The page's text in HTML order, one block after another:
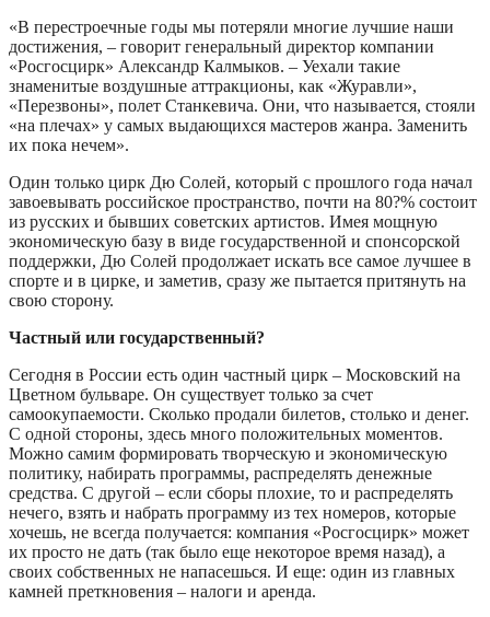
«В перестроечные годы мы потеряли многие лучшие наши
достижения, – говорит генеральный директор компании
«Росгосцирк» Александр Калмыков. – Уехали такие
знаменитые воздушные аттракционы, как «Журавли»,
«Перезвоны», полет Станкевича. Они, что называется, стояли
«на плечах» у самых выдающихся мастеров жанра. Заменить
их пока нечем».
Один только цирк Дю Солей, который с прошлого года начал
завоевывать российское пространство, почти на 80?% состоит
из русских и бывших советских артистов. Имея мощную
экономическую базу в виде государственной и спонсорской
поддержки, Дю Солей продолжает искать все самое лучшее в
спорте и в цирке, и заметив, сразу же пытается притянуть на
свою сторону.
Частный или государственный?
Сегодня в России есть один частный цирк – Московский на
Цветном бульваре. Он существует только за счет
самоокупаемости. Сколько продали билетов, столько и денег.
С одной стороны, здесь много положительных моментов.
Можно самим формировать творческую и экономическую
политику, набирать программы, распределять денежные
средства. С другой – если сборы плохие, то и распределять
нечего, взять и набрать программу из тех номеров, которые
хочешь, не всегда получается: компания «Росгосцирк» может
их просто не дать (так было еще некоторое время назад), а
своих собственных не напасешься. И еще: один из главных
камней преткновения – налоги и аренда.